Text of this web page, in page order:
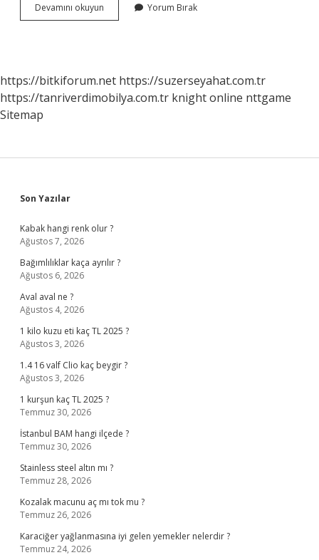
Devamını okuyun Psikolojiyi
Nasıl
Yorum Bırak
https://bitkiforum.net https://suzerseyahat.com.tr
https://tanriverdimobilya.com.tr knight online nttgame
Sitemap
Sidebar
Son Yazılar
Kabak hangi renk olur ?
Ağustos 7, 2026
Bağımlılıklar kaça ayrılır ?
Ağustos 6, 2026
Aval aval ne ?
Ağustos 4, 2026
1 kilo kuzu eti kaç TL 2025 ?
Ağustos 3, 2026
1.4 16 valf Clio kaç beygir ?
Ağustos 3, 2026
1 kurşun kaç TL 2025 ?
Temmuz 30, 2026
İstanbul BAM hangi ilçede ?
Temmuz 30, 2026
Stainless steel altın mı ?
Temmuz 28, 2026
Kozalak macunu aç mı tok mu ?
Temmuz 26, 2026
Karaciğer yağlanmasına iyi gelen yemekler nelerdir ?
Temmuz 24, 2026